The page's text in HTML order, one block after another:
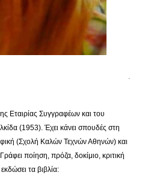
.
Εταιρίας Συγγραφέων και του
(1953). Έχει κάνει σπουδές στη
(Σχολή Καλών Τεχνών Αθηνών) και
ποίηση, πρόζα, δοκίμιο, κριτική
τα βιβλία: